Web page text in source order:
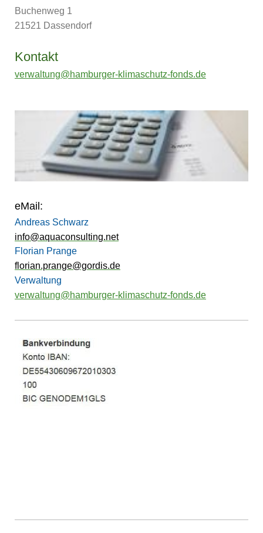
Buchenweg 1
21521 Dassendorf
Kontakt
verwaltung@hamburger-klimaschutz-fonds.de
eMail:
Andreas Schwarz
info@aquaconsulting.net
Florian Prange
florian.prange@gordis.de
Verwaltung
verwaltung@hamburger-klimaschutz-fonds.de